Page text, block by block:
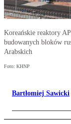
Koreańskie reaktory
budowanych bloków
Arabskich
Foto: KHNP
Bartłomiej Sawicki